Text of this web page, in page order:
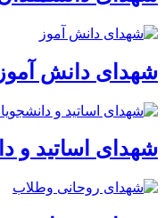
شهدای دانش آموز
شهدای اساتید و